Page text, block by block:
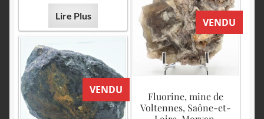
Lire Plus
VENDU
Fluorine, mine de
Voltennes, Saône-et-
VENDU